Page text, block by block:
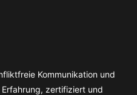
Kommunikation und
zertifiziert und